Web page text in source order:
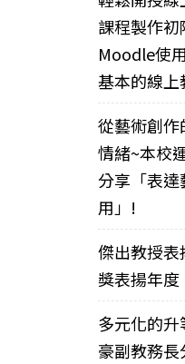
課程製作
Moodle使
基本的線
從藝術創
情緒~本校
分享「表
用」!
傑出教授表
獎表揚年
多元化的
豪副教務